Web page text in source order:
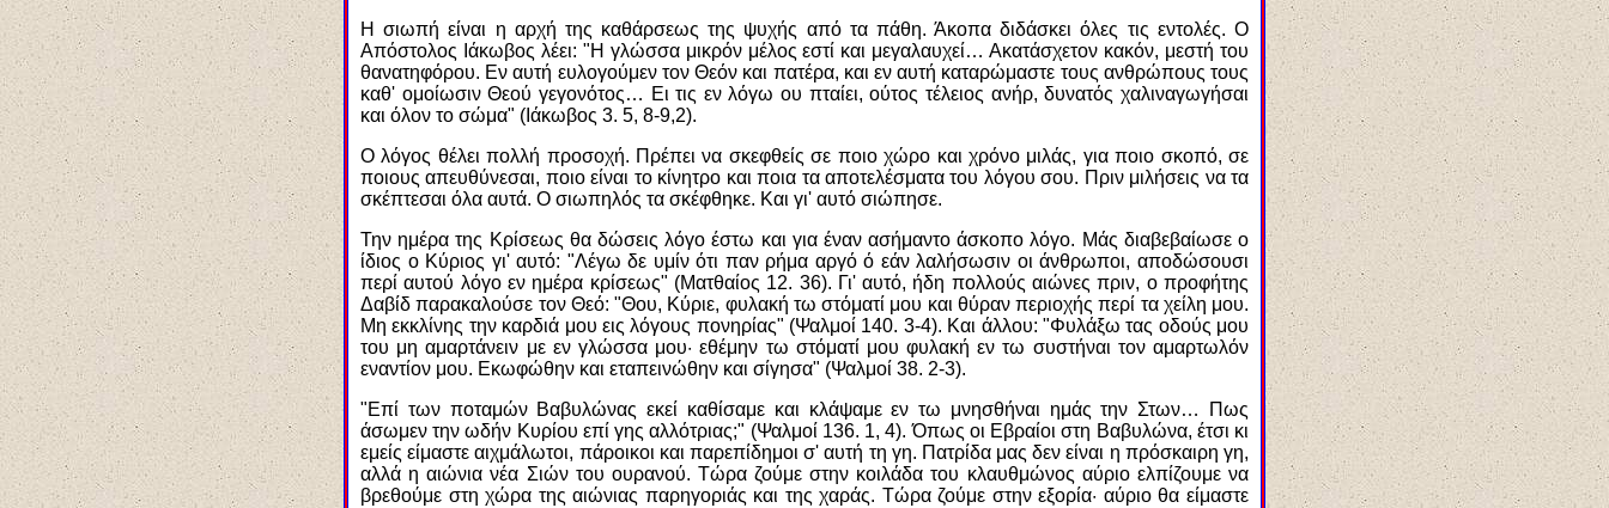
Η σιωπή είναι η αρχή της καθάρσεως της ψυχής από τα πάθη. Άκοπα διδάσκει όλες τις εντολές. Ο
Απόστολος Ιάκωβος λέει: "Η γλώσσα μικρόν μέλος εστί και μεγαλαυχεί… Ακατάσχετον κακόν, μεστή του
θανατηφόρου. Εν αυτή ευλογούμεν τον Θεόν και πατέρα, και εν αυτή καταρώμαστε τους ανθρώπους τους
καθ' ομοίωσιν Θεού γεγονότος… Ει τις εν λόγω ου πταίει, ούτος τέλειος ανήρ, δυνατός χαλιναγωγήσαι
και όλον το σώμα" (Ιάκωβος 3. 5, 8-9,2).
Ο λόγος θέλει πολλή προσοχή. Πρέπει να σκεφθείς σε ποιο χώρο και χρόνο μιλάς, για ποιο σκοπό, σε
ποιους απευθύνεσαι, ποιο είναι το κίνητρο και ποια τα αποτελέσματα του λόγου σου. Πριν μιλήσεις να τα
σκέπτεσαι όλα αυτά. Ο σιωπηλός τα σκέφθηκε. Και γι' αυτό σιώπησε.
Την ημέρα της Κρίσεως θα δώσεις λόγο έστω και για έναν ασήμαντο άσκοπο λόγο. Μάς διαβεβαίωσε ο
ίδιος ο Κύριος γι' αυτό: "Λέγω δε υμίν ότι παν ρήμα αργό ό εάν λαλήσωσιν οι άνθρωποι, αποδώσουσι
περί αυτού λόγο εν ημέρα κρίσεως" (Ματθαίος 12. 36). Γι' αυτό, ήδη πολλούς αιώνες πριν, ο προφήτης
Δαβίδ παρακαλούσε τον Θεό: "Θου, Κύριε, φυλακή τω στόματί μου και θύραν περιοχής περί τα χείλη μου.
Μη εκκλίνης την καρδιά μου εις λόγους πονηρίας" (Ψαλμοί 140. 3-4). Και άλλου: "Φυλάξω τας οδούς μου
του μη αμαρτάνειν με εν γλώσσα μου· εθέμην τω στόματί μου φυλακή εν τω συστήναι τον αμαρτωλόν
εναντίον μου. Εκωφώθην και εταπεινώθην και σίγησα" (Ψαλμοί 38. 2-3).
"Επί των ποταμών Βαβυλώνας εκεί καθίσαμε και κλάψαμε εν τω μνησθήναι ημάς την Στων… Πως
άσωμεν την ωδήν Κυρίου επί γης αλλότριας;" (Ψαλμοί 136. 1, 4). Όπως οι Εβραίοι στη Βαβυλώνα, έτσι κι
εμείς είμαστε αιχμάλωτοι, πάροικοι και παρεπίδημοι σ' αυτή τη γη. Πατρίδα μας δεν είναι η πρόσκαιρη γη,
αλλά η αιώνια νέα Σιών του ουρανού. Τώρα ζούμε στην κοιλάδα του κλαυθμώνος αύριο ελπίζουμε να
βρεθούμε στη χώρα της αιώνιας παρηγοριάς και της χαράς. Τώρα ζούμε στην εξορία· αύριο θα είμαστε